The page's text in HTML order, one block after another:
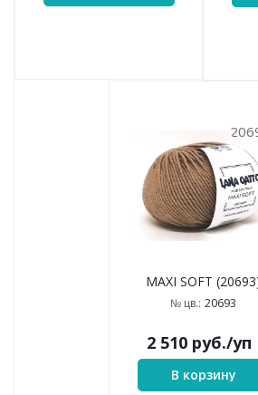
MAXI SOFT
№ цв.: 20693
2 510руб./уп
В корзину